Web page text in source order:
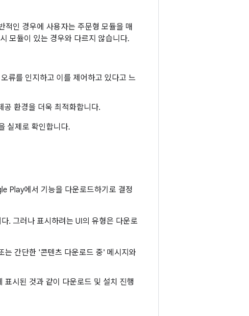
인 경우에 사용자는 주문형 모듈을 매
모듈이 있는 경우와 다르지 않습니다.
류를 인지하고 이를 제어하고 있다고 느
공 환경을 더욱 최적화합니다.
실제로 확인합니다.
Play에서 기능을 다운로드하기로 결정
. 그러나 표시하려는 UI의 유형은 다운로
간단한 '콘텐츠 다운로드 중' 메시지와
시된 것과 같이 다운로드 및 설치 진행